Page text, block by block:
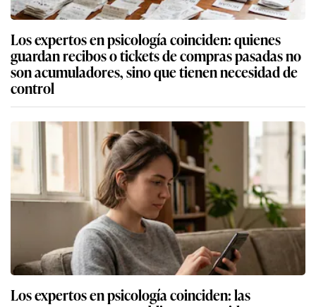
Los expertos en psicología coinciden: quienes
guardan recibos o tickets de compras pasadas no
son acumuladores, sino que tienen necesidad de
control
Los expertos en psicología coinciden: las